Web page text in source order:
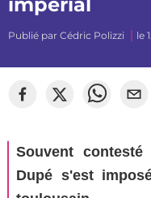
Publié par Cédric Polizzi le
Souvent
Dupé s'est